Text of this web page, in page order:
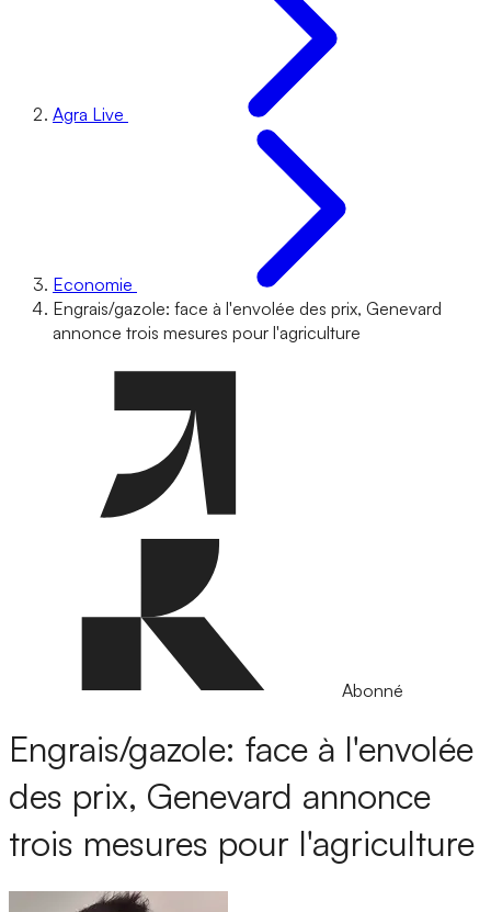
Agra Live
Economie
Engrais/gazole: face à l'envolée des prix, Genevard
annonce trois mesures pour l'agriculture
Abonné
Engrais/gazole: face à l'envolée
des prix, Genevard annonce
trois mesures pour l'agriculture